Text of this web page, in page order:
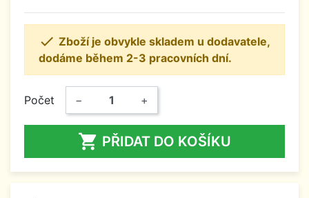
 Zboží je obvykle skladem u dodavatele,
dodáme během 2-3 pracovních dní.
Počet − +
 PŘIDAT DO KOŠÍKU